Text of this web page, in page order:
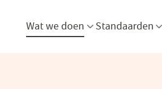
Wat we doen Menu
Standaarden